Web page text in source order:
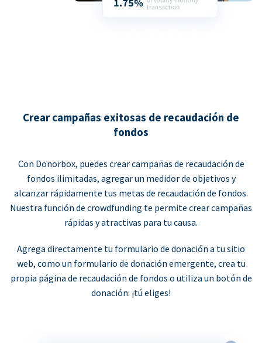
Crear campañas exitosas de recaudación de
fondos
Con Donorbox, puedes crear campañas de recaudación de
fondos ilimitadas, agregar un medidor de objetivos y
alcanzar rápidamente tus metas de recaudación de fondos.
Nuestra función de crowdfunding te permite crear campañas
rápidas y atractivas para tu causa.
Agrega directamente tu formulario de donación a tu sitio
web, como un formulario de donación emergente, crea tu
propia página de recaudación de fondos o utiliza un botón de
donación: ¡tú eliges!